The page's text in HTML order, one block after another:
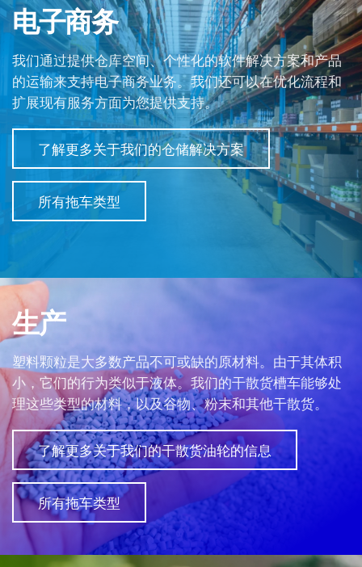
电子商务
我们通过提供仓库空间、个性化的软件解决方案和产品
的运输来支持电子商务业务。我们还可以在优化流程和
扩展现有服务方面为您提供支持。
了解更多关于我们的仓储解决方案
所有拖车类型
生产
塑料颗粒是大多数产品不可或缺的原材料。由于其体积
小，它们的行为类似于液体。我们的干散货槽车能够处
理这些类型的材料，以及谷物、粉末和其他干散货。
了解更多关于我们的干散货油轮的信息
所有拖车类型